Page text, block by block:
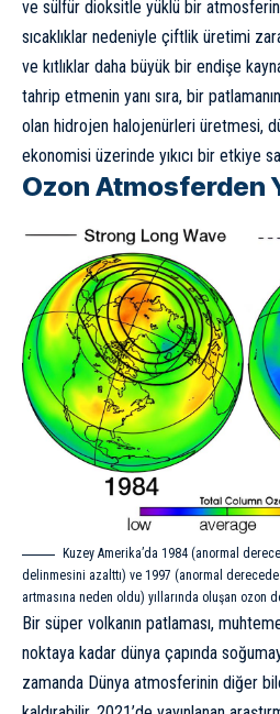
ve sülfür dioksitle yüklü bir
sıcaklıklar nedeniyle çiftlik üretimi
ve kıtlıklar daha büyük bir endişe
tahrip etmenin yanı sıra, bir
olan hidrojen halojenürleri üretmesi,
ekonomisi üzerinde yıkıcı bir etkiye
Ozon Atmosferden
Kuzey Amerika’da 1984 (anormal
delinmesini azalttı) ve 1997 (anormal
artmasına neden oldu) yıllarında oluşan ozon
Bir süper volkanın patlaması,
noktaya kadar dünya çapında
zamanda Dünya atmosferinin diğer